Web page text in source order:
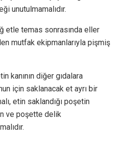
unutulmamalıdır.
etle temas sonrasında eller
mutfak ekipmanlarıyla pişmiş
kanının diğer gıdalara
için saklanacak et ayrı bir
etin saklandığı poşetin
ve poşette delik